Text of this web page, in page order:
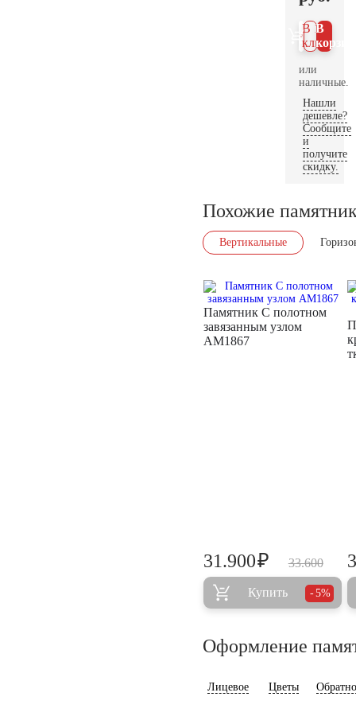
В
В 1
клик
или
наличные.
Нашли
дешевле?
Сообщите
и
получите
скидку.
Похожие
Вертикальные
Памятник С полотном
завязанным узлом
AM1867
33.600
31.900₽
Купить 5%
Оформление
Лицевое Цветы